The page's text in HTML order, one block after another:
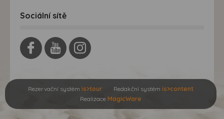
Sociální sítě
Rezervační systém is>tour Redakční systém is>content
Realizace MagicWare